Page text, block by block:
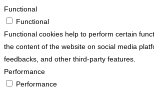
Functional
Functional
Functional cookies help to perform certain
the content of the website on social media
feedbacks, and other third-party features.
Performance
Performance